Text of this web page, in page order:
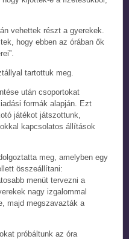
vehettek részt a gyerekek.
hogy ebben az órában ők
tartottuk meg.
után csoportokat
formák alapján. Ezt
játékot játszottunk,
kapcsolatos állítások
meg, amelyben egy
összeállítani:
menüt tervezni a
nagy izgalommal
majd megszavazták a
próbáltunk az óra